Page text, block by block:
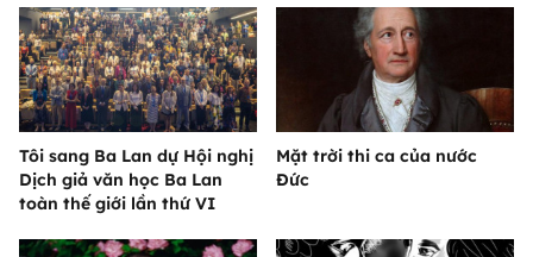
Tôi sang Ba Lan dự Hội nghị
Dịch giả văn học Ba Lan
toàn thế giới lần thứ VI
Mặt trời thi ca của nước
Đức